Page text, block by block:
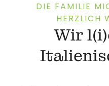
DIE FAMILIE
ERZLICH
Wir